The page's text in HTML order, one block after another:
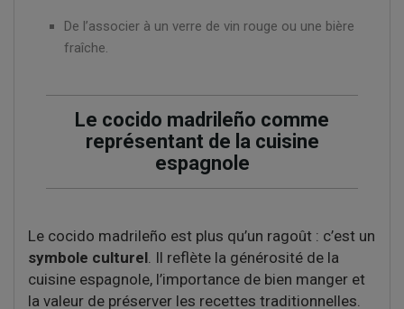
De l’associer à un verre de vin rouge ou une bière
fraîche.
Le cocido madrileño comme
représentant de la cuisine
espagnole
Le cocido madrileño est plus qu’un ragoût : c’est un
symbole culturel. Il reflète la générosité de la
cuisine espagnole, l’importance de bien manger et
la valeur de préserver les recettes traditionnelles.